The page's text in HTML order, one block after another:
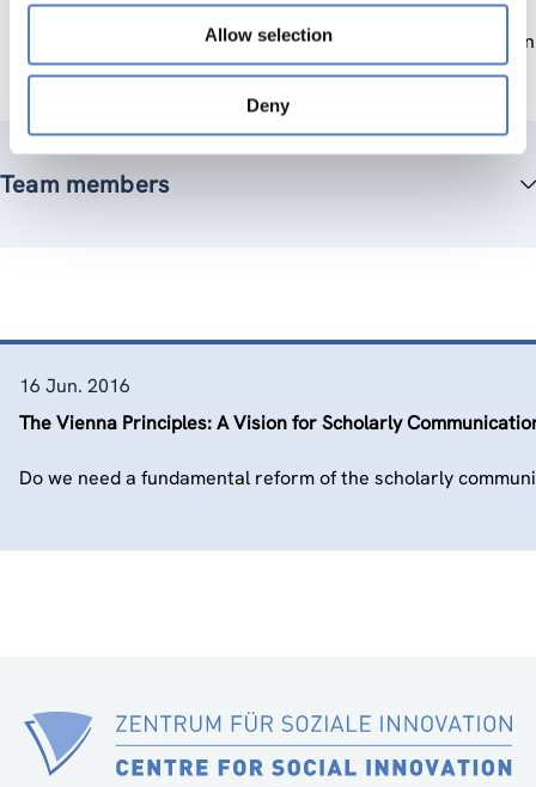
Allow selection
Deny
und Open Data in öffentlich geförderten bzw.
beauftragten F&E-Projekten unter Berücksichtigung von
Eigenverpflichtungen.
Team members
16 Jun. 2016
The Vienna Principles: A Vision for Scholarly
Do we need a fundamental reform of the scholarly